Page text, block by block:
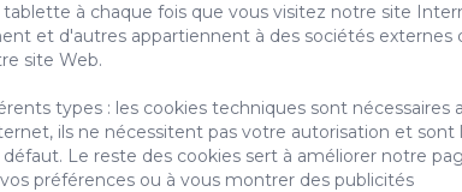
, vous pourrez vous reposer et
à chaque fois que vous visitez notre site
et d'autres appartiennent à des sociétés externes
site Web.
types : les cookies techniques sont nécessaires
ils ne nécessitent pas votre autorisation et sont
Le reste des cookies sert à améliorer notre
préférences ou à vous montrer des publicités